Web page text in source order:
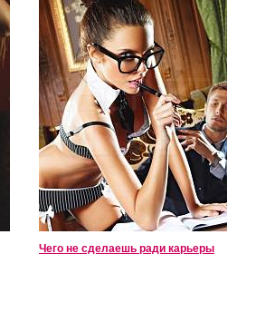
Чего не сделаешь ради карьеры